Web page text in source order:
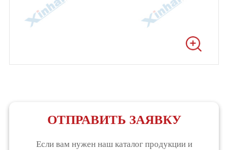
ОТПРАВИТЬ ЗАЯВКУ
Если вам нужен наш каталог продукции и